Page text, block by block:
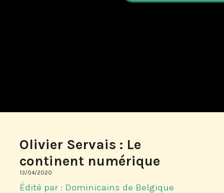
Olivier Servais : Le
continent numérique
13/04/2020
Édité par : Dominicains de Belgique